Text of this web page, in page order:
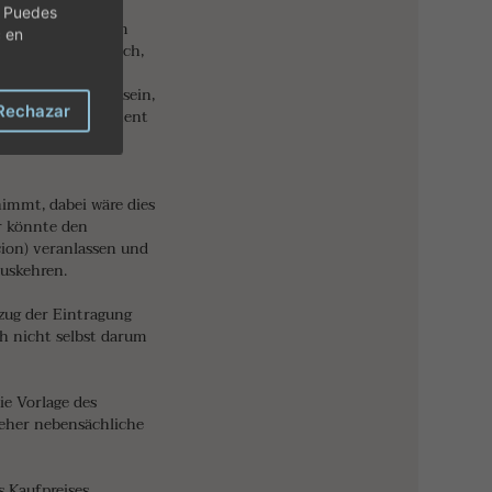
eine ganz
zum
sogar kategorisch,
die
sein,
genau im Moment
im Grundbuch
dabei wäre dies
könnte den
veranlassen und
der Eintragung
nicht selbst darum
Vorlage des
nebensächliche
en